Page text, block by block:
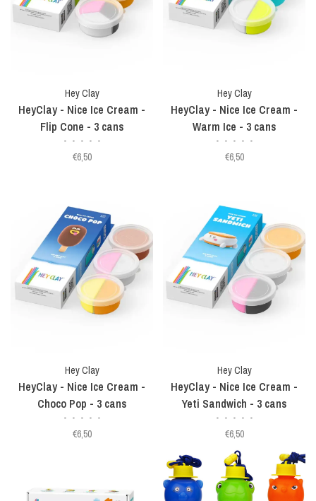
Hey Clay
HeyClay - Nice Ice Cream -
Flip Cone - 3 cans
• • • • •
€6,50
Hey Clay
HeyClay - Nice Ice Cream -
Warm Ice - 3 cans
• • • • •
€6,50
Hey Clay
HeyClay - Nice Ice Cream -
Choco Pop - 3 cans
• • • • •
€6,50
Hey Clay
HeyClay - Nice Ice Cream -
Yeti Sandwich - 3 cans
• • • • •
€6,50